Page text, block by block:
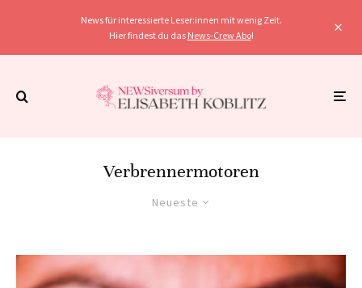
News für interessierte Leser:innen mit wenig Zeit.
Hier findest du das News-Crew Abo!
Verbrennermotoren
Neueste